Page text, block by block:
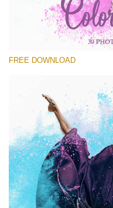
Small 800*533px
Color Powder
(347 Overlays)
Large 6000*4000px
Entire Collection
(1783 Overlays)
Large 6000*4000px
FREE DOWNLOAD